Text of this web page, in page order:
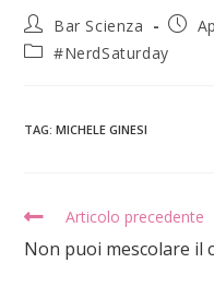
Bar Scienza
#NerdSaturday
TAG:MICHELE GINESI
Articolo precedente
Non puoi mescolare il